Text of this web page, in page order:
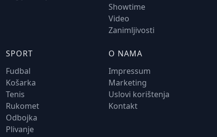
Showtime
Video
Zanimljivosti
SPORT
Fudbal
Košarka
Tenis
Rukomet
Odbojka
Plivanje
O NAMA
Impressum
Marketing
Uslovi korištenja
Kontakt